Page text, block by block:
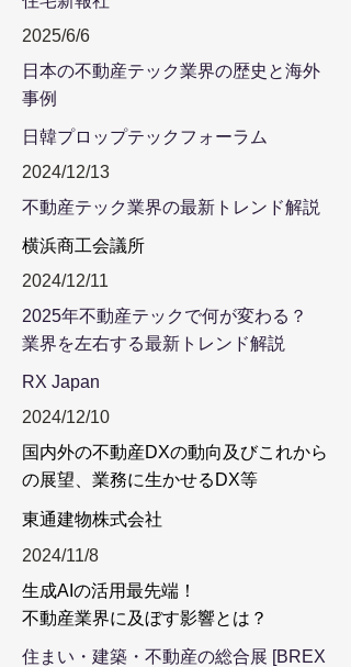
2025/6/6
日本の不動産テック業界の歴史と海外
事例
日韓プロップテックフォーラム
2024/12/13
不動産テック業界の最新トレンド解説
​横浜商工会議所
2024/12/11
2025年不動産テックで何が変わる？
業界を左右する最新トレンド解説
RX Japan
2024/12/10
国内外の不動産DXの動向及びこれから
の展望、業務に生かせるDX等
東通建物株式会社
2024/11/8
生成AIの活用最先端！
不動産業界に及ぼす影響とは？
住まい・建築・不動産の総合展 [BREX